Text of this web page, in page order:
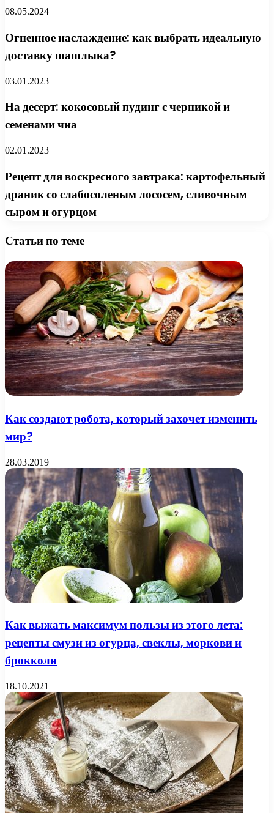
08.05.2024
Огненное наслаждение: как выбрать идеальную
доставку шашлыка?
03.01.2023
На десерт: кокосовый пудинг с черникой и
семенами чиа
02.01.2023
Рецепт для воскресного завтрака: картофельный
драник со слабосоленым лососем, сливочным
сыром и огурцом
Статьи по теме
Как создают робота, который захочет изменить
мир?
28.03.2019
Как выжать максимум пользы из этого лета:
рецепты смузи из огурца, свеклы, моркови и
брокколи
18.10.2021